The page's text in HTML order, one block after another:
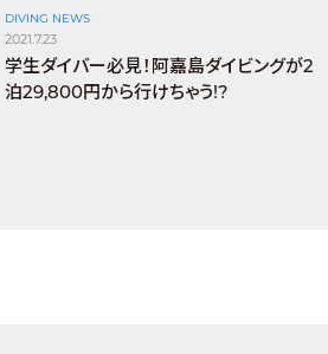
DIVING NEWS
2021.7.23
学生ダイバー必見！阿嘉島ダイビングが2
泊29,800円から行けちゃう!?